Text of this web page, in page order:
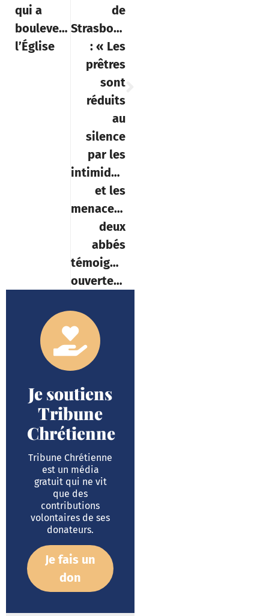
qui a
bouleversé
l’Église
de
Strasbourg
: « Les
prêtres
sont
réduits
au
silence
par les
intimidations
et les
menaces »,
deux
abbés
témoignent
ouvertement
Je soutiens
Tribune
Chrétienne
Tribune Chrétienne
est un média
gratuit qui ne vit
que des
contributions
volontaires de ses
donateurs.
Je fais un
don